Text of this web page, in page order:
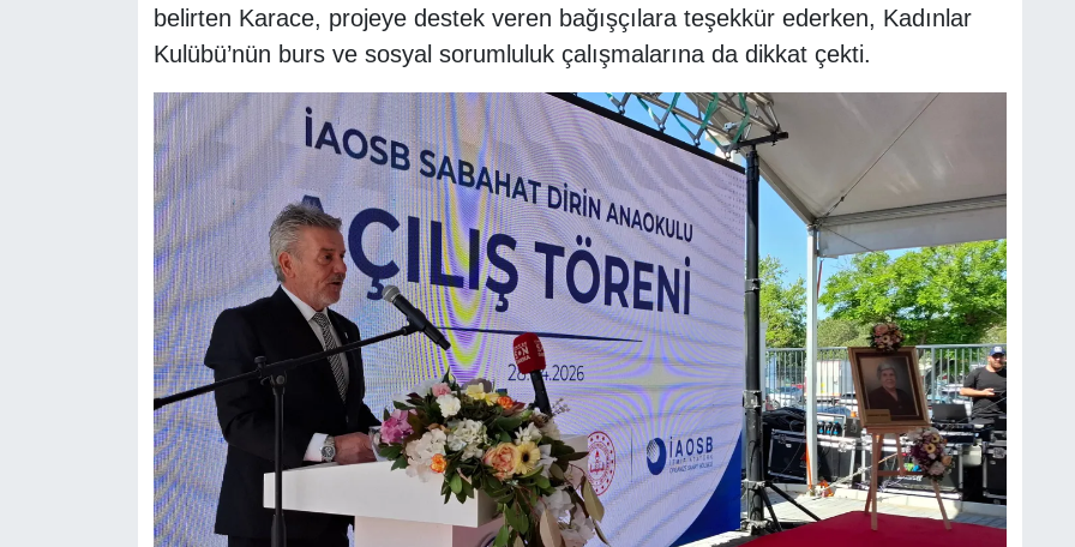
belirten Karace, projeye destek veren bağışçılara teşekkür ederken, Kadınlar
Kulübü’nün burs ve sosyal sorumluluk çalışmalarına da dikkat çekti.